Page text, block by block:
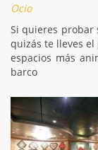
Ocio
Si quieres probar
quizás te lleves
espacios más
barco